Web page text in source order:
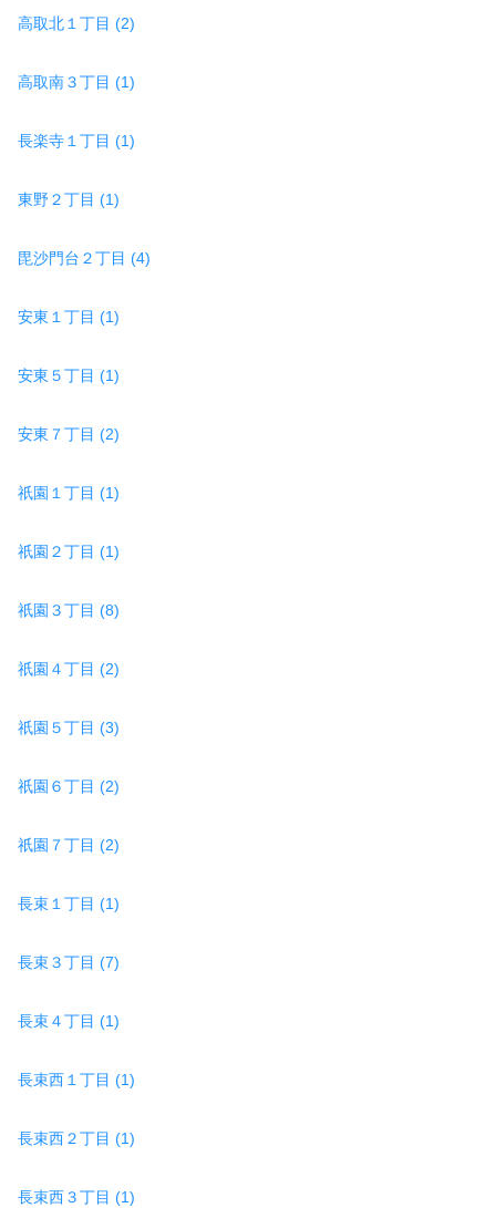
高取北１丁目 (2)
高取南３丁目 (1)
長楽寺１丁目 (1)
東野２丁目 (1)
毘沙門台２丁目 (4)
安東１丁目 (1)
安東５丁目 (1)
安東７丁目 (2)
祇園１丁目 (1)
祇園２丁目 (1)
祇園３丁目 (8)
祇園４丁目 (2)
祇園５丁目 (3)
祇園６丁目 (2)
祇園７丁目 (2)
長束１丁目 (1)
長束３丁目 (7)
長束４丁目 (1)
長束西１丁目 (1)
長束西２丁目 (1)
長束西３丁目 (1)